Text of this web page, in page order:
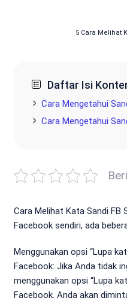
5 Cara Melihat
Daftar Isi
Cara Mengetahui
Cara Mengetahui
Cara Melihat Kata Sandi FB
Facebook sendiri, ada
Menggunakan opsi “Lupa
Facebook: Jika Anda tidak
menggunakan opsi “Lupa
Facebook. Anda akan